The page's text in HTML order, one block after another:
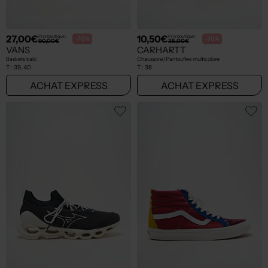
27,00€Prix boutique :
90,00€ -70%
VANS
Baskets kaki
T : 39, 40
ACHAT EXPRESS
10,50€Prix boutique :
35,00€ -70%
CARHARTT
Chaussons/Pantoufles multicolore
T : 38
ACHAT EXPRESS